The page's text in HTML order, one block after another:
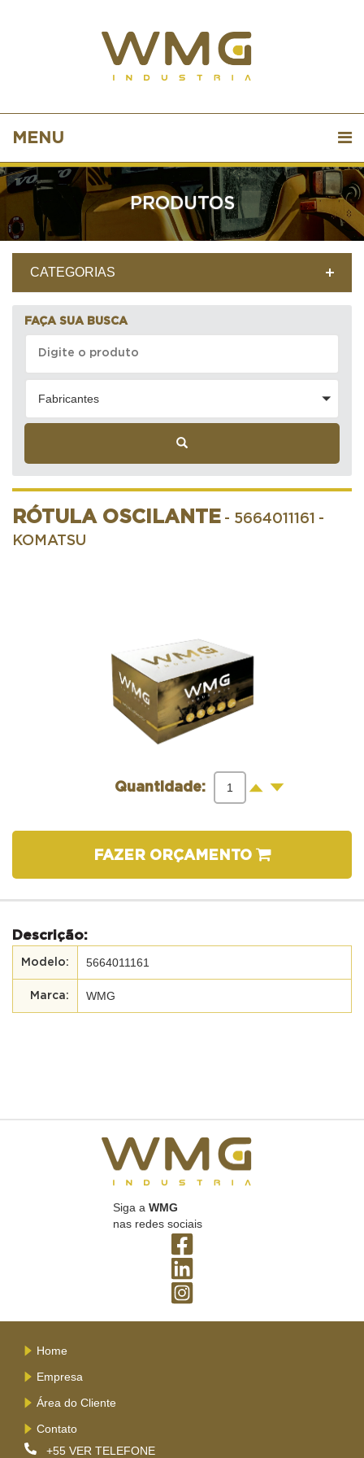
MENU
PRODUTOS
CATEGORIAS
FAÇA SUA BUSCA
Fabricantes
RÓTULA OSCILANTE - 5664011161 -
KOMATSU
Quantidade: + -
FAZER ORÇAMENTO
Descrição:
5664011161
WMG
Siga a WMG
nas redes sociais
Home
Empresa
Área do Cliente
Contato
+55 VER TELEFONE